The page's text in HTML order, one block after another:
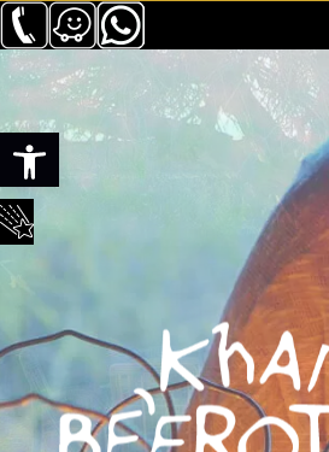
Ouvrir la barre d’outils